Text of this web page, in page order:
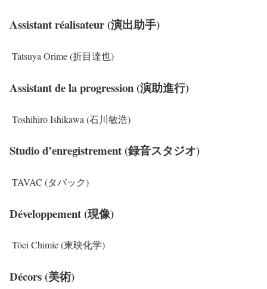
Assistant réalisateur (演出助手)
Tatsuya Orime (折目達也)
Assistant de la progression (演助進行)
Toshihiro Ishikawa (石川敏浩)
Studio d’enregistrement (録音スタジオ)
TAVAC (タバック)
Développement (現像)
Tōei Chimie (東映化学)
Décors (美術)